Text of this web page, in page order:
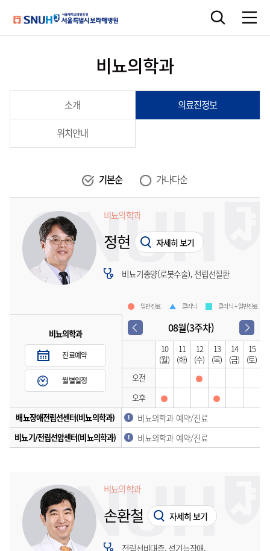
비뇨의학과
소개 의료진정보
위치안내
기본순 가나다순
비뇨의학과
정현 자세히 보기
비뇨기종양(로봇수술), 전립선질환
일반진료 클리닉 클리닉 + 일반진료
비뇨의학과
진료예약
월별일정
08월(3주차)
10
(월)
11
(화)
12
(수)
13
(목)
14
(금)
15
(토)
오전
오후
배뇨장애전립선센터(비뇨의학과)
비뇨의학과 예약/진료
비뇨기/전립선암센터(비뇨의학과) 비뇨의학과 예약/진료
비뇨의학과
손환철 자세히 보기
전립선비대증, 성기능장애,